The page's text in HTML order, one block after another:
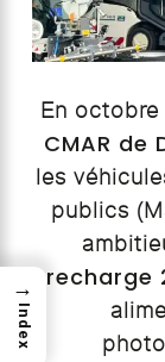
En
CMAR de
les
publics
recharge
→
Index